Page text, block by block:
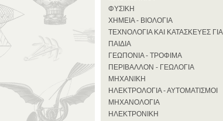
ΦΥΣΙΚΗ
ΧΗΜΕΙΑ - ΒΙΟΛΟΓΙΑ
ΤΕΧΝΟΛΟΓΙΑ ΚΑΙ ΚΑΤΑΣΚΕΥΕΣ ΓΙΑ
ΠΑΙΔΙΑ
ΓΕΩΠΟΝΙΑ - ΤΡΟΦΙΜΑ
ΠΕΡΙΒΑΛΛΟΝ - ΓΕΩΛΟΓΙΑ
ΜΗΧΑΝΙΚΗ
ΗΛΕΚΤΡΟΛΟΓΙΑ - ΑΥΤΟΜΑΤΙΣΜΟΙ
ΜΗΧΑΝΟΛΟΓΙΑ
ΗΛΕΚΤΡΟΝΙΚΗ